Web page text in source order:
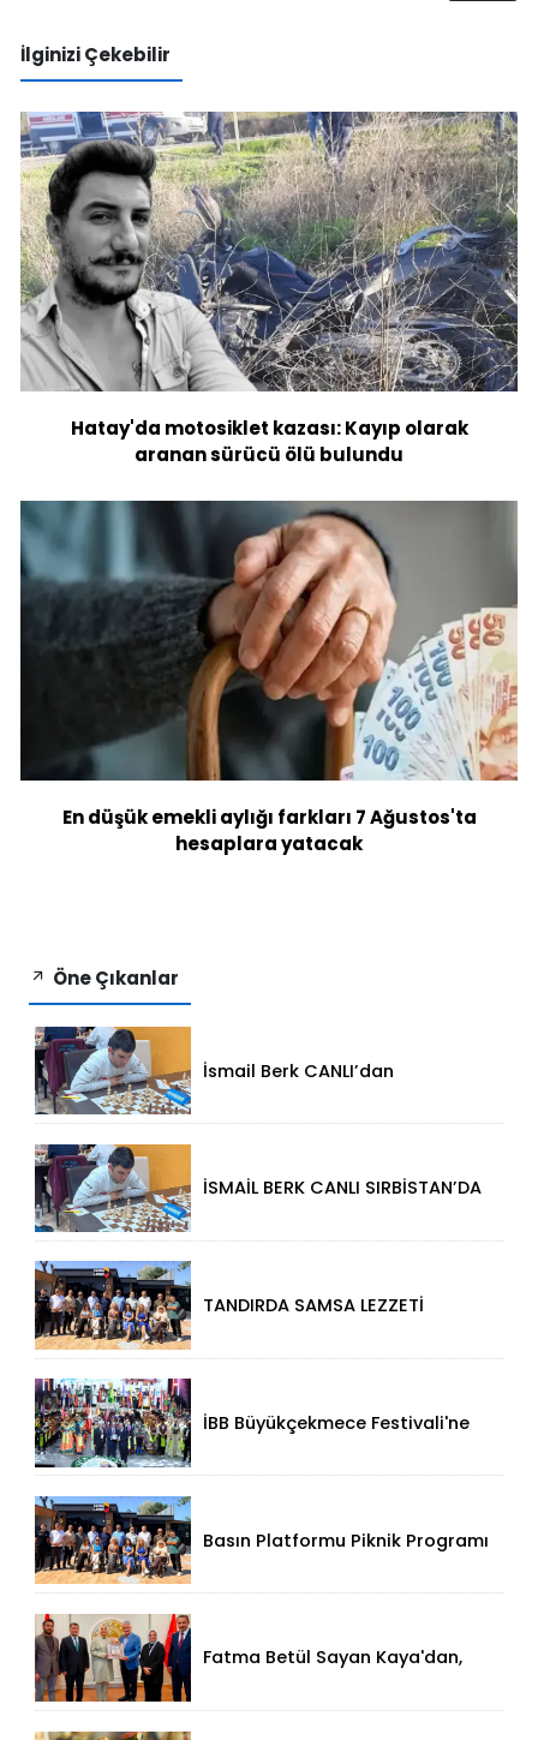
İlginizi Çekebilir
Hatay'da motosiklet kazası: Kayıp olarak
aranan sürücü ölü bulundu
En düşük emekli aylığı farkları 7 Ağustos'ta
hesaplara yatacak
Öne Çıkanlar
İsmail Berk CANLI’dan
İSMAİL BERK CANLI SIRBİSTAN’DA
TANDIRDA SAMSA LEZZETİ
İBB Büyükçekmece Festivali'ne
Basın Platformu Piknik Programı
Fatma Betül Sayan Kaya'dan,